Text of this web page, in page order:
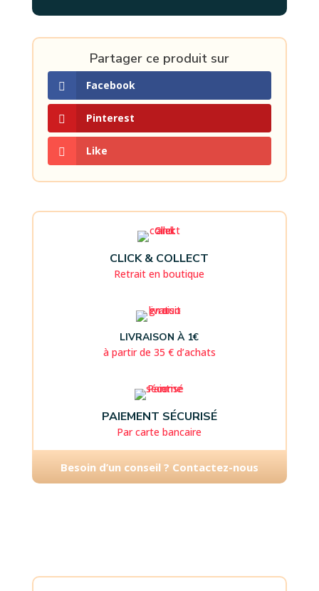
Partager ce produit sur
Facebook
Pinterest
Like
CLICK & COLLECT
Retrait en boutique
LIVRAISON À 1€
à partir de 35 € d’achats
PAIEMENT SÉCURISÉ
Par carte bancaire
Besoin d’un conseil ? Contactez-nous